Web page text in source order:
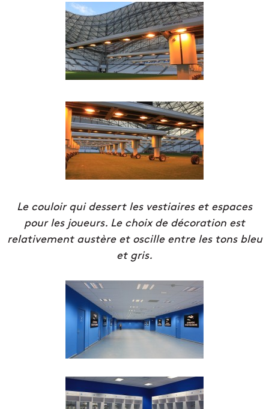
Le couloir qui dessert les vestiaires et espaces
pour les joueurs. Le choix de décoration est
relativement austère et oscille entre les tons bleu
et gris.